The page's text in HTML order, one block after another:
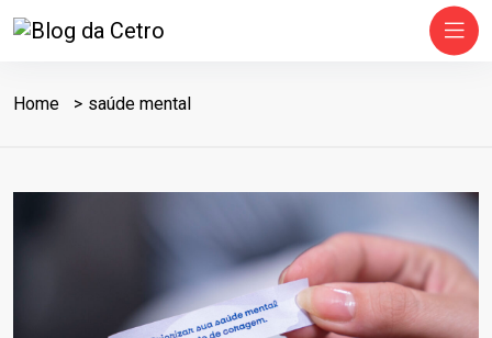
Home saúde mental